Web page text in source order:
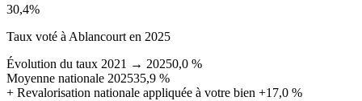
30,4%
Taux voté à Ablancourt en 2025
Évolution du taux 2021 → 20250,0 %
Moyenne nationale 202535,9 %
+ Revalorisation nationale appliquée à votre bien +17,0 %